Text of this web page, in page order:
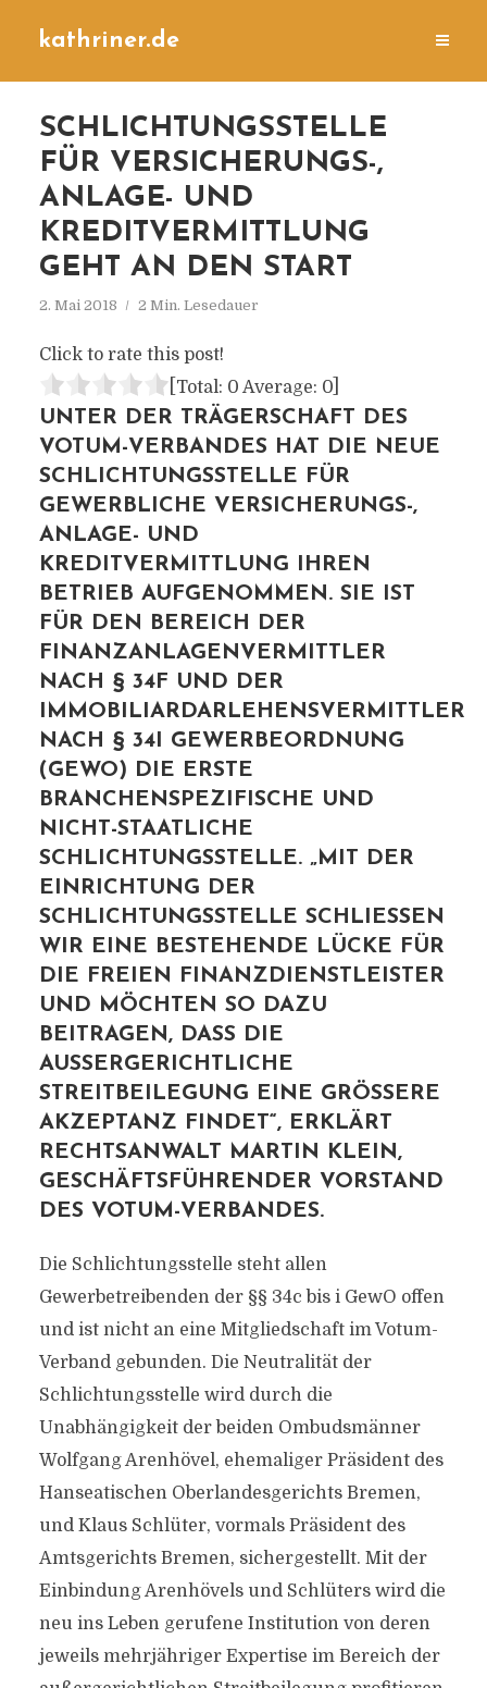
kathriner.de
SCHLICHTUNGSSTELLE
FÜR VERSICHERUNGS-,
ANLAGE- UND
KREDITVERMITTLUNG
GEHT AN DEN START
2. Mai 2018 2 Min. Lesedauer
Click to rate this post!
[Total: 0 Average: 0]
UNTER DER TRÄGERSCHAFT DES
VOTUM-VERBANDES HAT DIE NEUE
SCHLICHTUNGSSTELLE FÜR
GEWERBLICHE VERSICHERUNGS-,
ANLAGE- UND
KREDITVERMITTLUNG IHREN
BETRIEB AUFGENOMMEN. SIE IST
FÜR DEN BEREICH DER
FINANZANLAGENVERMITTLER
NACH § 34F UND DER
IMMOBILIARDARLEHENSVERMITTLER
NACH § 34I GEWERBEORDNUNG
(GEWO) DIE ERSTE
BRANCHENSPEZIFISCHE UND
NICHT-STAATLICHE
SCHLICHTUNGSSTELLE. „MIT DER
EINRICHTUNG DER
SCHLICHTUNGSSTELLE SCHLIESSEN W
IR EINE BESTEHENDE LÜCKE FÜR D
IE FREIEN FINANZDIENSTLEISTER U
ND MÖCHTEN SO DAZU B
EITRAGEN, DASS DIE A
USSERGERICHTLICHE ST
REITBEILEGUNG EINE GRÖSSERE AKZ
EPTANZ FINDET“, ERKLÄRT REC
HTSANWALT MARTIN KLEIN, GES
CHÄFTSFÜHRENDER VORSTAND DES
VOTUM-VERBANDES.
Die Schlichtungsstelle steht allen
Gewerbetreibenden der §§ 34c bis i GewO offen
und ist nicht an eine Mitgliedschaft im Votum-
Verband gebunden. Die Neutralität der
Schlichtungsstelle wird durch die
Unabhängigkeit der beiden Ombudsmänner
Wolfgang Arenhövel, ehemaliger Präsident des
Hanseatischen Oberlandesgerichts Bremen,
und Klaus Schlüter, vormals Präsident des
Amtsgerichts Bremen, sichergestellt. Mit der
Einbindung Arenhövels und Schlüters wird die
neu ins Leben gerufene Institution von deren
jeweils mehrjähriger Expertise im Bereich der